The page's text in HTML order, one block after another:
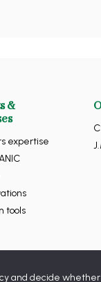
&
expertise
tools
and decide